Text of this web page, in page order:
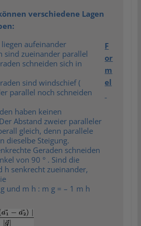
verschiedene Lagen
aufeinander
sind zueinander parallel
schneiden sich in
sind windschief (
parallel noch schneiden
haben keinen
Abstand zweier paralleler
gleich, denn parallele
dieselbe Steigung.
Geraden schneiden
von 90 ° . Sind die
h senkrecht zueinander,
und m h : m g = – 1 m h
F
or
m
el